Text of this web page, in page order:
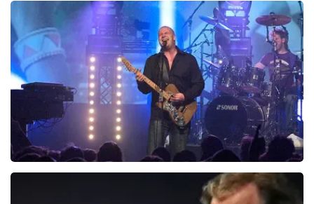
2588+ reviews
BEKIJKEN